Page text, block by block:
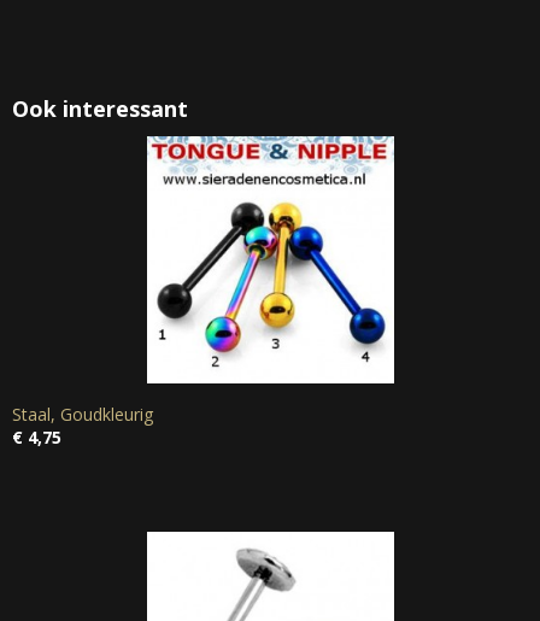
Ook interessant
Staal, Goudkleurig
€ 4,75